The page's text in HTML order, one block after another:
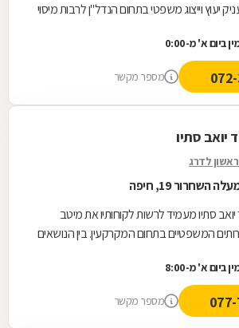
יעוץ וייצוג משפטי בתחום הנדל"ן לרבות מיסוי
ביום א' מ-0:00
מספר מקשר
יואב סתיו
לדרג
השחרור 19, חיפה
יואב סתיו מעמיד לרשות לקוחותיו את מיטב
המשפטיים בתחום המקרקעין. בין הנושאים
ביום א' מ-8:00
מספר מקשר